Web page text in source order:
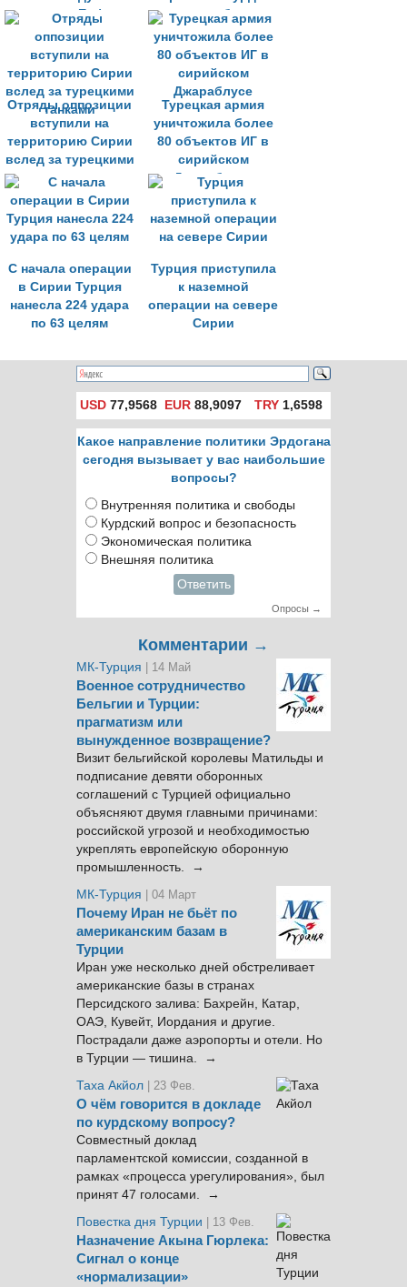
востоку от Евфрата
во многом близки»
Отряды оппозиции
вступили на
территорию Сирии
вслед за турецкими
танками
Турецкая армия
уничтожила более
80 объектов ИГ в
сирийском
Джараблусе
С начала операции
в Сирии Турция
нанесла 224 удара
по 63 целям
Турция приступила
к наземной
операции на севере
Сирии
USD 77,9568 EUR 88,9097 TRY1,6598
Какое направление политики Эрдогана
сегодня вызывает у вас наибольшие
вопросы?
Внутренняя политика и свободы
Курдский вопрос и безопасность
Экономическая политика
Внешняя политика
Ответить
Опросы →
Комментарии →
МК-Турция | 14 Май
Военное сотрудничество
Бельгии и Турции:
прагматизм или
вынужденное возвращение?
Визит бельгийской королевы Матильды и
подписание девяти оборонных
соглашений с Турцией официально
объясняют двумя главными причинами:
российской угрозой и необходимостью
укреплять европейскую оборонную
промышленность. →
МК-Турция
| 04 Март
Почему Иран не бьёт по
американским базам в
Турции
Иран уже несколько дней обстреливает
американские базы в странах
Персидского залива: Бахрейн, Катар,
ОАЭ, Кувейт, Иордания и другие.
Пострадали даже аэропорты и отели. Но
в Турции — тишина. →
Таха Акйол | 23 Фев.
О чём говорится в докладе
по курдскому вопросу?
Совместный доклад
парламентской комиссии, созданной в
рамках «процесса урегулирования», был
принят 47 голосами. →
Повестка дня Турции
| 13 Фев.
Назначение Акына Гюрлека:
Сигнал о конце
«нормализации»